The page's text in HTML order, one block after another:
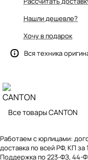
Нашли дешевле?
Хочу в подарок
Вся техника
Все товары CANTON
Работаем с юрлицами:
доставка по всей РФ, КП за
Поддержка по 223-ФЗ, 44-